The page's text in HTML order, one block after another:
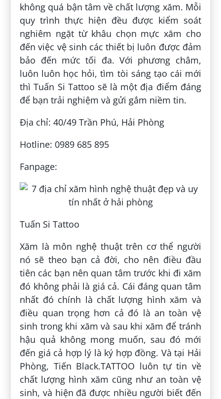
không quá bận tâm về chất lượng xăm. Mỗi
quy trình thực hiện đều được kiểm soát
nghiêm ngặt từ khâu chọn mực xăm cho
đến việc vệ sinh các thiết bị luôn được đảm
bảo đến mức tối đa. Với phương châm,
luôn luôn học hỏi, tìm tòi sáng tạo cái mới
thì Tuấn Si Tattoo sẽ là một địa điểm đáng
để bạn trải nghiệm và gửi gắm niềm tin.
Địa chỉ: 40/49 Trần Phú, Hải Phòng
Hotline: 0989 685 895
Fanpage:
Tuấn Si Tattoo
Xăm là môn nghệ thuật trên cơ thể người
nó sẽ theo bạn cả đời, cho nên điều đầu
tiên các bạn nên quan tâm trước khi đi xăm
đó không phải là giá cả. Cái đáng quan tâm
nhất đó chính là chất lượng hình xăm và
điều quan trọng hơn cả đó là an toàn vệ
sinh trong khi xăm và sau khi xăm để tránh
hậu quả không mong muốn, sau đó mới
đến giá cả hợp lý là ký hợp đồng. Và tại Hải
Phòng, Tiến Black.TATTOO luôn tự tin về
chất lượng hình xăm cũng như an toàn vệ
sinh, và hiện đã được nhiều người biết đến